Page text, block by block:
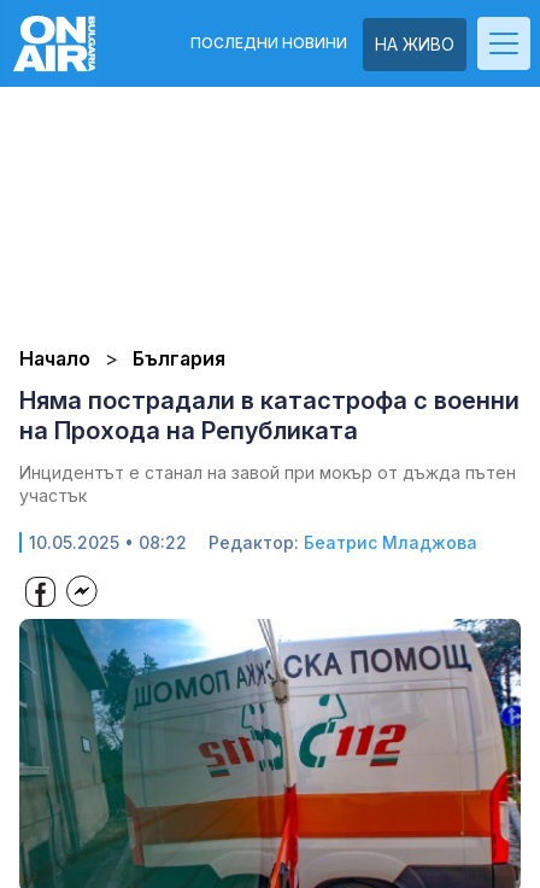
НА ЖИВО
ПОСЛЕДНИ НОВИНИ
Начало България
Няма пострадали в катастрофа с военни
на Прохода на Републиката
Инцидентът е станал на завой при мокър от дъжда пътен
участък
10.05.2025 • 08:22 Редактор: Беатрис Младжова